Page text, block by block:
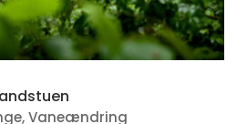
,Vaneændring